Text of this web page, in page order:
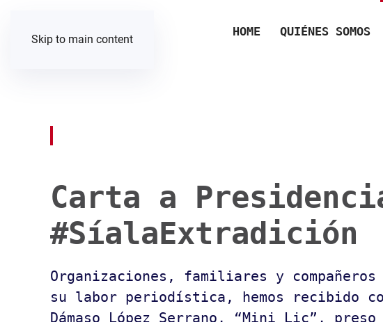
Skip to main content
HOME QUIÉNES SOMOS
Carta a
#SíalaExtradición
Organizaciones, familiares y
su labor periodística, hemos recibido
Dámaso López Serrano, “Mini Lic”, preso